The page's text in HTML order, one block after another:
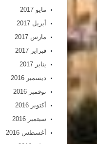
مايو 2017
أبريل 2017
مارس 2017
فبراير 2017
يناير 2017
ديسمبر 2016
نوفمبر 2016
أكتوبر 2016
سبتمبر 2016
أغسطس 2016